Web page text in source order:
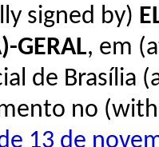
signed by)
GERAL, em
de Brasília
no
13 de